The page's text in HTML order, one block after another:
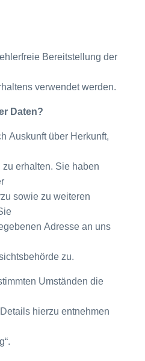
Bereitstellung der
verwendet werden.
Daten?
Auskunft über Herkunft,
erhalten. Sie haben
sowie zu weiteren
Adresse an uns
zu.
Umständen die
hierzu entnehmen